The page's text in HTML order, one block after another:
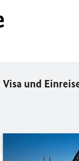
Visa und